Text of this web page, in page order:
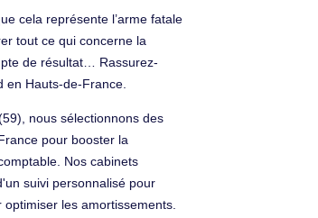
cela représente l’arme fatale
tout ce qui concerne la
de résultat… Rassurez-
Hauts-de-France.
nous sélectionnons des
pour booster la
Nos cabinets
suivi personnalisé pour
les amortissements.